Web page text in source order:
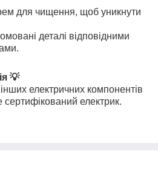
для чищення, щоб уникнути
деталі відповідними
💡
електричних компонентів
електрик.